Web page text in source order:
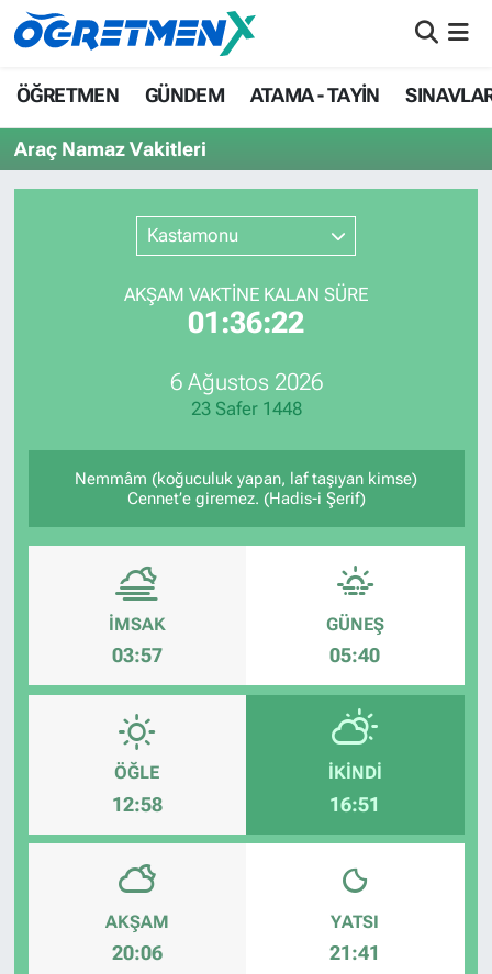
ÖĞRETMEN GÜNDEM ATAMA - TAYİN
Araç Namaz Vakitleri
Kastamonu
AKŞAM VAKTİNE KALAN SÜRE
01:36:22
6 Ağustos 2026
23 Safer 1448
Nemmâm (koğuculuk yapan, laf taşıyan kimse)
Cennet’e giremez. (Hadis-i Şerif)
İMSAK
03:57
GÜNEŞ
05:40
ÖĞLE
12:58
İKINDI
16:51
AKŞAM
20:06
YATSI
21:41
ÖĞRETMEN
GÜNDEM
ATAMA - TAYİN
SINAVLAR
HAYATIN İÇİNDEN
İstanbul Nöbetçi Eczaneler
İstanbul Hava Durumu
İstanbul Namaz Vakitleri
İstanbul Trafik Yoğunluk Haritası
Süper Lig Puan Durumu ve Fikstür
Son Dakika Haberleri
Haber Arşivi